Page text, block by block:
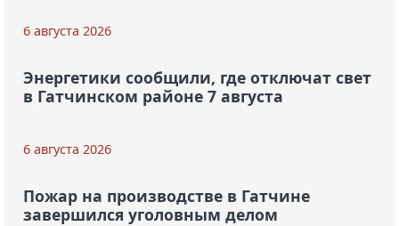
6 августа 2026
Энергетики сообщили, где отключат свет
в Гатчинском районе 7 августа
6 августа 2026
Пожар на производстве в Гатчине
завершился уголовным делом